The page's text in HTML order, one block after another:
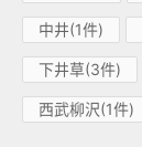
中井(1件)
下井草(3件)
西武柳沢(1件)